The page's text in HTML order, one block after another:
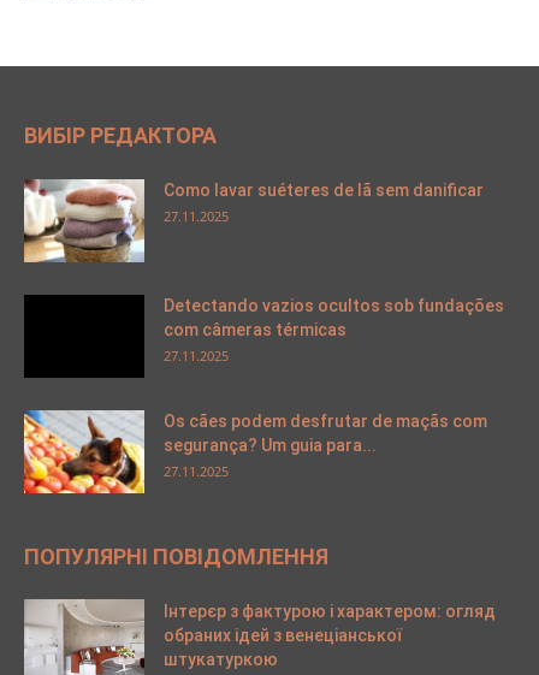
ВИБІР РЕДАКТОРА
Como lavar suéteres de lã sem danificar
27.11.2025
Detectando vazios ocultos sob fundações
com câmeras térmicas
27.11.2025
Os cães podem desfrutar de maçãs com
segurança? Um guia para...
27.11.2025
ПОПУЛЯРНІ ПОВІДОМЛЕННЯ
Інтерєр з фактурою і характером: огляд
обраних ідей з венеціанської
штукатуркою